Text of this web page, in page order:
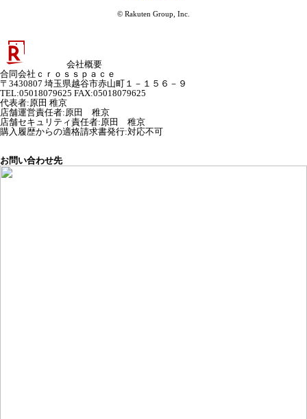
© Rakuten Group, Inc.
会社概要
合同会社ｃｒｏｓｓｐａｃｅ
〒3430807 埼玉県越谷市赤山町１－１５６－９
TEL:05018079625 FAX:05018079625
代表者: 原田 稚京
店舗運営責任者: 原田 稚京
店舗セキュリティ責任者: 原田 稚京
購入履歴からの適格請求書発行:対応不可
お問い合わせ先